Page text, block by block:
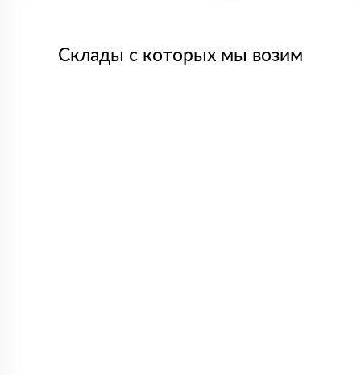
Склады с которых мы возим